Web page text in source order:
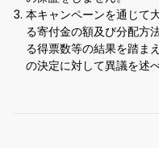
本キャンペーンを通じて
る寄付金の額及び分配方
る得票数等の結果を踏ま
の決定に対して異議を述